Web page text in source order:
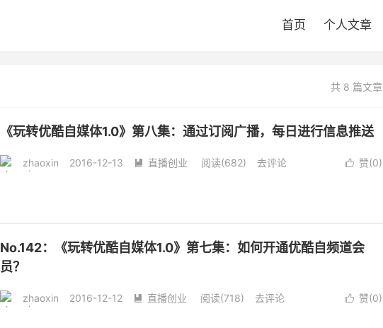
首页 个人文章
共 8 篇文章
《玩转优酷自媒体1.0》第八集：通过订阅广播，每日进行信息推送
 赞(0)
zhaoxin 2016-12-13  直播创业 阅读(682) 去评论
No.142：《玩转优酷自媒体1.0》第七集：如何开通优酷自频道会
员？
 赞(0)
zhaoxin 2016-12-12  直播创业 阅读(718) 去评论